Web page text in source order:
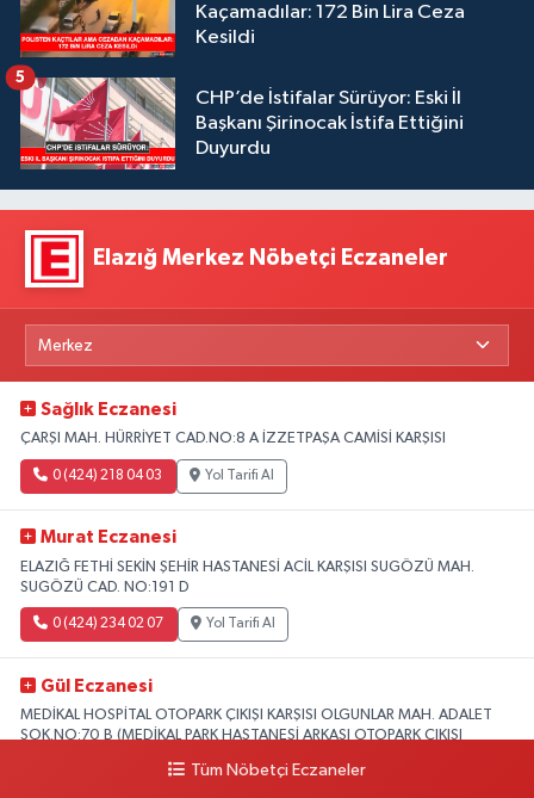
Kaçamadılar: 172 Bin Lira Ceza
Kesildi
CHP’de İstifalar Sürüyor: Eski İl
Başkanı Şirinocak İstifa Ettiğini
Duyurdu
5
Elazığ Merkez Nöbetçi Eczaneler
Sağlık Eczanesi
ÇARŞI MAH. HÜRRİYET CAD.NO:8 A İZZETPAŞA CAMİSİ KARŞISI
0 (424) 218 04 03 Yol Tarifi Al
Murat Eczanesi
ELAZIĞ FETHİ SEKİN ŞEHİR HASTANESİ ACİL KARŞISI SUGÖZÜ MAH.
SUGÖZÜ CAD. NO:191 D
0 (424) 234 02 07 Yol Tarifi Al
Gül Eczanesi
MEDİKAL HOSPİTAL OTOPARK ÇIKIŞI KARŞISI OLGUNLAR MAH. ADALET
SOK.NO:70 B (MEDİKAL PARK HASTANESİ ARKASI OTOPARK ÇIKIŞI
Tüm Nöbetçi Eczaneler